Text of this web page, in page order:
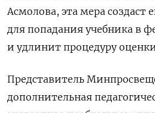
Асмолова, эта мера создаст
для попадания учебника в
и удлинит процедуру
Представитель
дополнительная